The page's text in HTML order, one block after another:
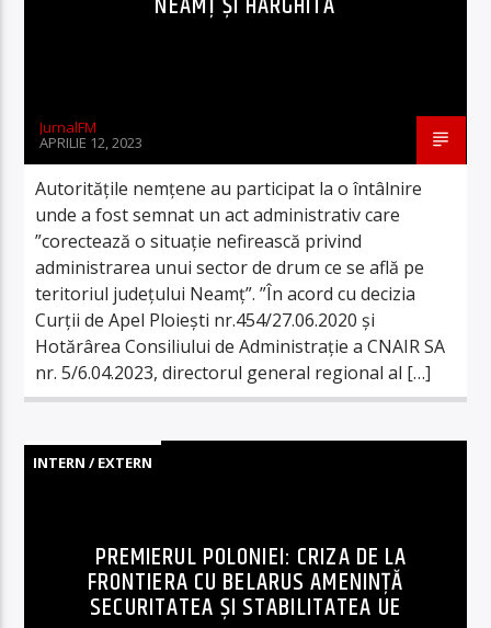
JurnalFM
APRILIE 12, 2023
Autoritățile nemțene au participat la o întâlnire
unde a fost semnat un act administrativ care
”corectează o situație nefirească privind
administrarea unui sector de drum ce se află pe
teritoriul județului Neamț”. ”În acord cu decizia
Curții de Apel Ploiești nr.454/27.06.2020 și
Hotărârea Consiliului de Administrație a CNAIR SA
nr. 5/6.04.2023, directorul general regional al […]
INTERN / EXTERN
PREMIERUL POLONIEI: CRIZA DE LA
FRONTIERA CU BELARUS AMENINŢĂ
SECURITATEA ŞI STABILITATEA UE